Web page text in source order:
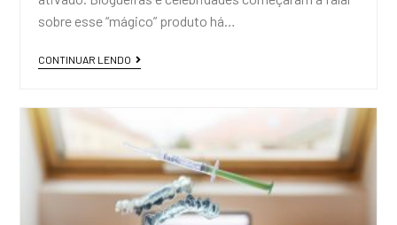
sobre esse “mágico” produto há…
CONTINUAR LENDO